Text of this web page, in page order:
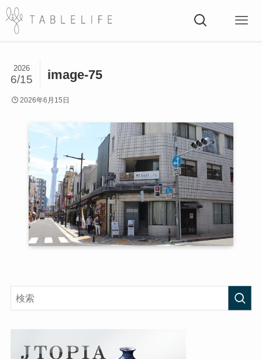
image-75
2026
6/15
2026年6月15日